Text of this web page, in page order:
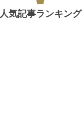
人気記事ランキング